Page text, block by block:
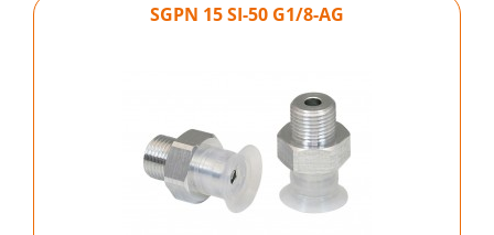
SGPN 15 SI-50 G1/8-AG